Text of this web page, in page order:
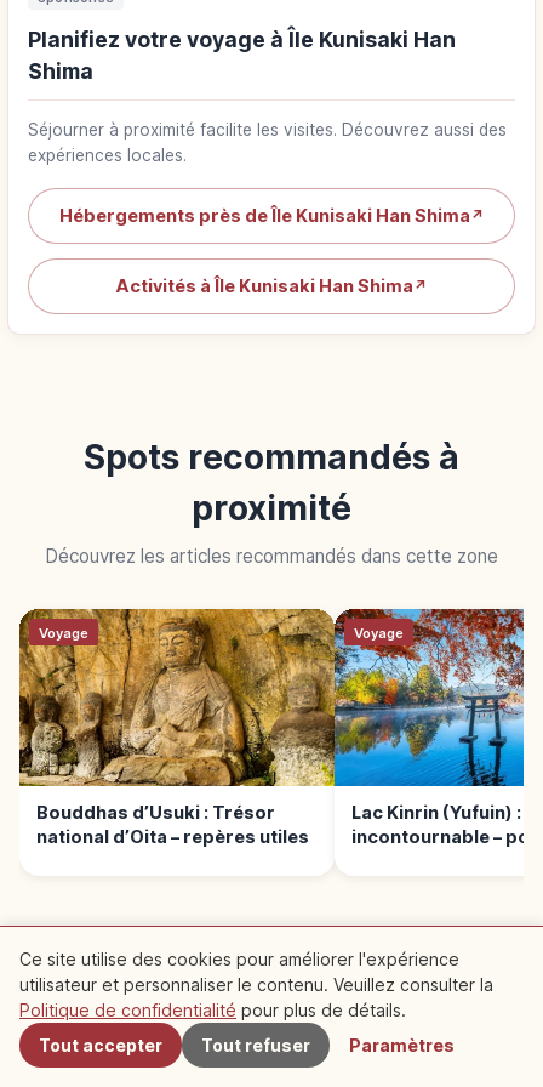
Planifiez votre voyage à Île Kunisaki Han
Shima
Séjourner à proximité facilite les visites. Découvrez aussi des
expériences locales.
Hébergements près de Île Kunisaki Han Shima ↗
Activités à Île Kunisaki Han Shima ↗
Spots recommandés à
proximité
Découvrez les articles recommandés dans cette zone
Voyage
Bouddhas d’Usuki : Trésor
national d’Oita – repères utiles
Voyage
Lac Kinrin (Yufuin) :
incontournable –
LIRE LA SUITE →
Château de Nakatsu : forteresse
À proximité
Ce site utilise des cookies pour améliorer l'expérience
utilisateur et personnaliser le contenu. Veuillez consulter la
Politique de confidentialité pour plus de détails.
Tout accepter
Tout refuser Paramètres